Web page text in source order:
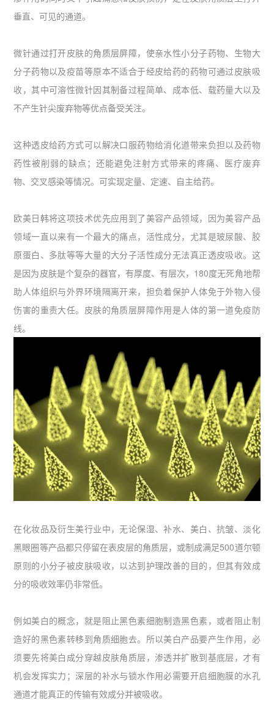
垂直、可见的通道。
微针通过打开皮肤的角质层屏障，使亲水性小分子药物、生物大
分子药物以及疫苗等原本不适合于经皮给药的药物可通过皮肤吸
收，其中可溶性微针因其制备过程简单、成本低、载药量大以及
不产生针尖废弃物等优点备受关注。
这种透皮给药方式可以解决口服药物给消化道带来负担以及药物
药性被削弱的缺点；还能避免注射方式带来的疼痛、医疗废弃
物、交叉感染等情况。可实现定量、定速、自主给药。
欧美日韩将这项技术优先应用到了美容产品领域，因为美容产品
领域一直以来有一个最大的痛点，活性成分，尤其是玻尿酸、胶
原蛋白、多肽等等大量的大分子活性成分无法真正透皮吸收。这
是因为皮肤是个复杂的器官，有厚度、有层次，180度无死角地帮
助人体组织与外界环境隔离开来，担负着保护人体免于外物入侵
伤害的重责大任。皮肤的角质层屏障作用是人体的第一道免疫防
线。
在化妆品及衍生美行业中，无论保湿、补水、美白、抗皱、淡化
黑眼圈等产品都只停留在表皮层的角质层，或制成满足500道尔顿
原则的小分子被皮肤吸收，以达到护理改善的目的，但其有效成
分的吸收效率仍非常低。
例如美白的概念，就是阻止黑色素细胞制造黑色素，或者阻止制
造好的黑色素转移到角质细胞去。所以美白产品要产生作用，必
须要先将美白成分穿越皮肤角质层，渗透并扩散到基底层，才有
机会发挥实力；深层的补水与锁水作用必需要开启细胞膜的水孔
通道才能真正的传输有效成分并被吸收。